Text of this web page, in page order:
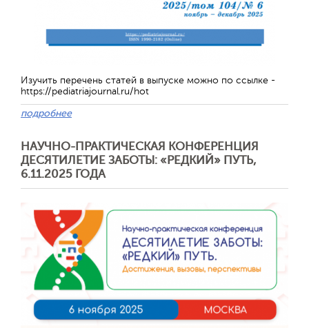
Изучить перечень статей в выпуске можно по ссылке -
https://pediatriajournal.ru/hot
подробнее
НАУЧНО-ПРАКТИЧЕСКАЯ КОНФЕРЕНЦИЯ
ДЕСЯТИЛЕТИЕ ЗАБОТЫ: «РЕДКИЙ» ПУТЬ,
6.11.2025 ГОДА
Обратная